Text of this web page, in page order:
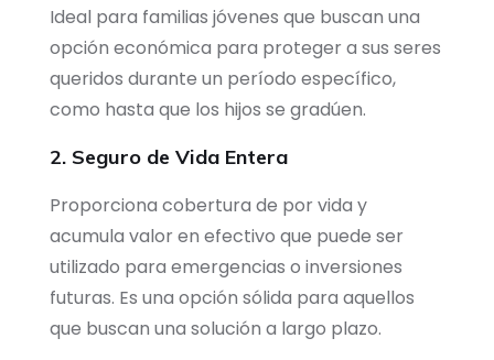
Ideal para familias jóvenes que buscan una
opción económica para proteger a sus seres
queridos durante un período específico,
como hasta que los hijos se gradúen.
2. Seguro de Vida Entera
Proporciona cobertura de por vida y
acumula valor en efectivo que puede ser
utilizado para emergencias o inversiones
futuras. Es una opción sólida para aquellos
que buscan una solución a largo plazo.